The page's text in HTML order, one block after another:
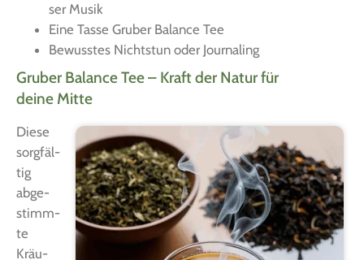
ser Musik
Eine Tas­se Gru­ber Balan­ce Tee
Bewuss­tes Nichts­tun oder Journaling
Gruber Balance Tee – Kraft der Natur für
deine Mitte
Die­se
sorg­fäl­
tig
abge­
stimm­
te
Kräu­